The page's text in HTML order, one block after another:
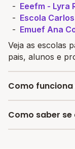
Eeefm - Lyra
Escola
Emuef Ana
Veja as escolas
pais, alunos e
Como funciona
O site Melhor
Como saber